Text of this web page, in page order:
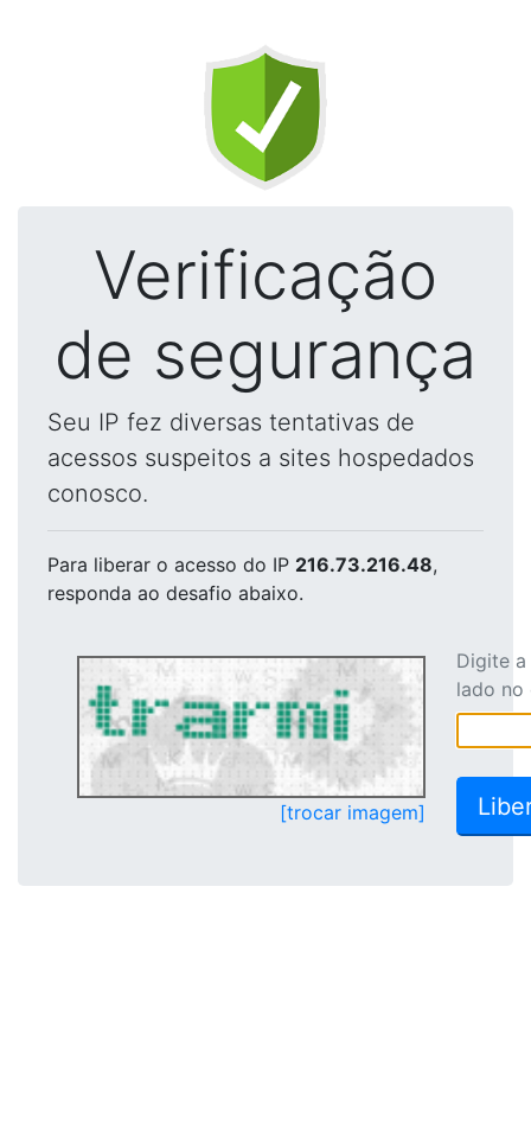
Verificação
de segurança
Seu IP fez diversas tentativas de
acessos suspeitos a sites hospedados
conosco.
Para liberar o acesso do IP 216.73.216.48,
responda ao desafio abaixo.
[trocar imagem]
Digite
lado no